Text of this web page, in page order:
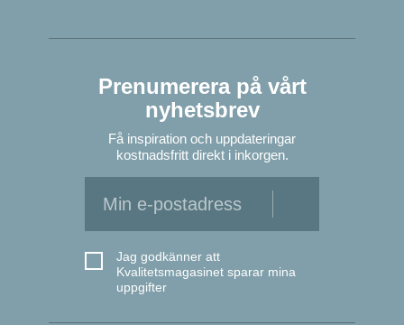
Prenumerera på vårt
nyhetsbrev
Få inspiration och uppdateringar
kostnadsfritt direkt i inkorgen.
Jag godkänner att
Kvalitetsmagasinet sparar mina
uppgifter